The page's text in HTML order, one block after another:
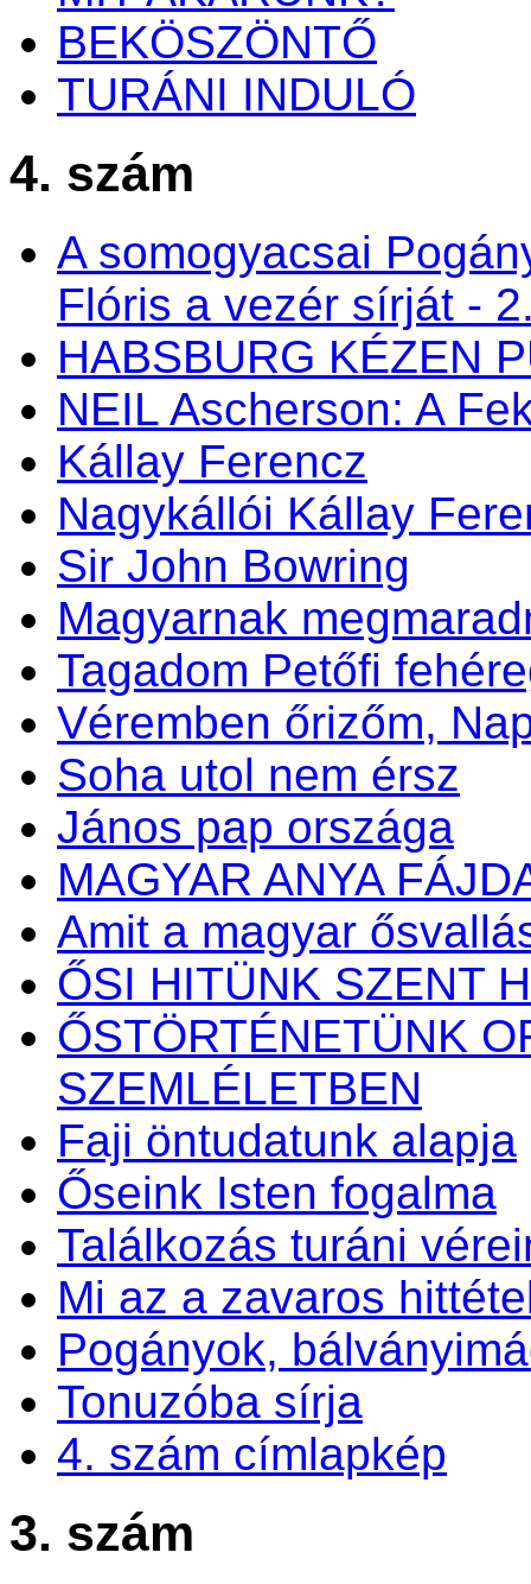
BEKÖSZÖNTŐ
TURÁNI INDULÓ
4. szám
A somogyacsai
Flóris a vezér sírját -
HABSBURG KÉZEN
NEIL Ascherson: A
Kállay Ferencz
Nagykállói Kállay
Sir John Bowring
Magyarnak
Tagadom Petőfi
Véremben őrizőm,
Soha utol nem érsz
János pap országa
MAGYAR ANYA
Amit a magyar
ŐSI HITÜNK SZENT
ŐSTÖRTÉNETÜNK
SZEMLÉLETBEN
Faji öntudatunk alapja
Őseink Isten fogalma
Találkozás turáni
Mi az a zavaros
Pogányok,
Tonuzóba sírja
4. szám címlapkép
3. szám